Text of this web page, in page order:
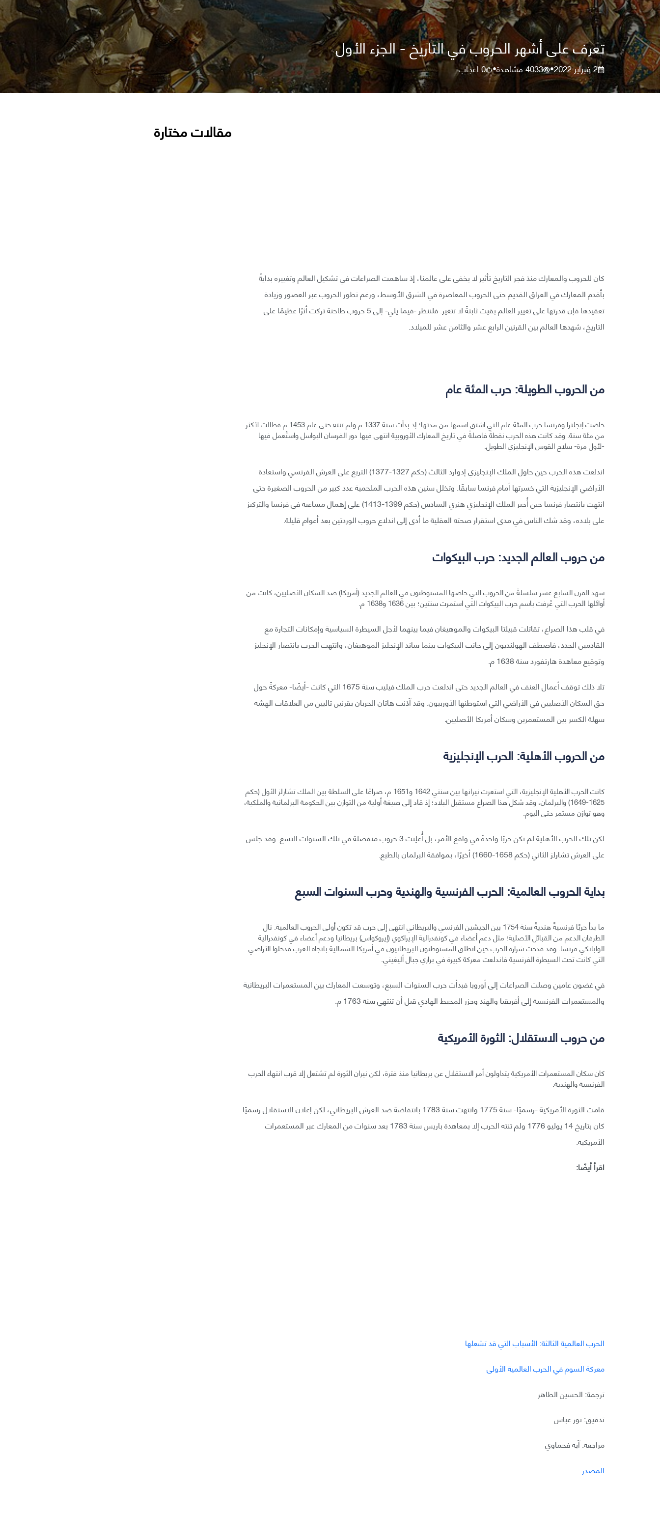
تعرف على أشهر الحروب في التاريخ - الجزء الأول
2 فبراير 2022 •
4033مشاهدة•
0اعجاب
كان للحروب والمعارك منذ فجر التاريخ تأثير لا يخفى على عالمنا، إذ ساهمت الصراعات في تشكيل العالم وتغييره بدايةً
بأقدم المعارك في العراق القديم حتى الحروب المعاصرة في الشرق الأوسط، ورغم تطور الحروب عبر العصور وزيادة
تعقيدها فإن قدرتها على تغيير العالم بقيت ثابتةً لا تتغير. فلننظر -فيما يلي- إلى 5 حروب طاحنة تركت أثرًا عظيمًا على
التاريخ، شهدها العالم بين القرنين الرابع عشر والثامن عشر للميلاد.
من الحروب الطويلة: حرب المئة عام
خاضت إنجلترا وفرنسا حرب المئة عام التي اشتق اسمها من مدتها؛ إذ بدأت سنة 1337 م ولم تنتهِ حتى عام 1453 م فطالت لأكثر
من مئة سنة. وقد كانت هذه الحرب نقطةً فاصلةً في تاريخ المعارك الأوروبية انتهى فيها دور الفرسان البواسل واستُعمل فيها
-لأول مرة- سلاح القوس الإنجليزي الطويل.
اندلعت هذه الحرب حين حاول الملك الإنجليزي إدوارد الثالث (حكم 1327-1377) التربع على العرش الفرنسي واستعادة
الأراضي الإنجليزية التي خسرتها أمام فرنسا سابقًا. وتخلل سنين هذه الحرب الملحمية عدد كبير من الحروب الصغيرة حتى
انتهت بانتصار فرنسا حين أُجبر الملك الإنجليزي هنري السادس (حكم 1399-1413) على إهمال مساعيه في فرنسا والتركيز
على بلاده، وقد شك الناس في مدى استقرار صحته العقلية ما أدى إلى اندلاع حروب الوردتين بعد أعوام قليلة.
من حروب العالم الجديد: حرب البيكوات
شهد القرن السابع عشر سلسلةً من الحروب التي خاضها المستوطنون في العالم الجديد (أمريكا) ضد السكان الأصليين، كانت من
أوائلها الحرب التي عُرفت باسم حرب البيكوات التي استمرت سنتين؛ بين 1636 و1638 م.
في قلب هذا الصراع، تقاتلت قبيلتا البيكوات والموهيغان فيما بينهما لأجل السيطرة السياسية وإمكانات التجارة مع
القادمين الجدد، فاصطف الهولنديون إلى جانب البيكوات بينما ساند الإنجليز الموهيغان، وانتهت الحرب بانتصار الإنجليز
وتوقيع معاهدة هارتفورد سنة 1638 م.
تلا ذلك توقف أعمال العنف في العالم الجديد حتى اندلعت حرب الملك فيليب سنة 1675 التي كانت -أيضًا- معركةً حول
حق السكان الأصليين في الأراضي التي استوطنها الأوربيون. وقد آذنت هاتان الحربان بقرنين تاليين من العلاقات الهشة
سهلة الكسر بين المستعمرين وسكان أمريكا الأصليين.
من الحروب الأهلية: الحرب الإنجليزية
كانت الحرب الأهلية الإنجليزية، التي استعرت نيرانها بين سنتي 1642 و1651 م، صراعًا على السلطة بين الملك تشارلز الأول (حكم
1625-1649) والبرلمان، وقد شكل هذا الصراع مستقبل البلاد؛ إذ قاد إلى صيغة أولية من التوازن بين الحكومة البرلمانية والملكية،
وهو توازن مستمر حتى اليوم.
لكن تلك الحرب الأهلية لم تكن حربًا واحدةً في واقع الأمر، بل أُعلِنت 3 حروب منفصلة في تلك السنوات التسع. وقد جلس
على العرش تشارلز الثاني (حكم 1658-1660) أخيرًا، بموافقة البرلمان بالطبع.
بداية الحروب العالمية: الحرب الفرنسية والهندية وحرب السنوات السبع
ما بدأ حربًا فرنسيةً هنديةً سنة 1754 بين الجيشين الفرنسي والبريطاني انتهى إلى حرب قد تكون أولى الحروب العالمية. نال
الطرفان الدعم من القبائل الأصلية؛ مثل دعم أعضاء في كونفدرالية الإيراكوي (إيروكواس) بريطانيا ودعم أعضاء في كونفدرالية
الوابانكي فرنسا. وقد قدحت شرارة الحرب حين انطلق المستوطنون البريطانيون في أمريكا الشمالية باتجاه الغرب فدخلوا الأراضي
التي كانت تحت السيطرة الفرنسية فاندلعت معركة كبيرة في براري جبال أليغيني.
في غضون عامين وصلت الصراعات إلى أوروبا فبدأت حرب السنوات السبع، وتوسعت المعارك بين المستعمرات البريطانية
والمستعمرات الفرنسية إلى أفريقيا والهند وجزر المحيط الهادي قبل أن تنتهي سنة 1763 م.
من حروب الاستقلال: الثورة الأمريكية
كان سكان المستعمرات الأمريكية يتداولون أمر الاستقلال عن بريطانيا منذ فترة، لكن نيران الثورة لم تشتعل إلا قرب انتهاء الحرب
الفرنسية والهندية.
قامت الثورة الأمريكية -رسميًا- سنة 1775 وانتهت سنة 1783 بانتفاضة ضد العرش البريطاني، لكن إعلان الاستقلال رسميًا
كان بتاريخ 14 يوليو 1776 ولم تنته الحرب إلا بمعاهدة باريس سنة 1783 بعد سنوات من المعارك عبر المستعمرات
الأمريكية.
اقرأ أيضًا:
الحرب العالمية الثالثة: الأسباب التي قد تشعلها
معركة السوم في الحرب العالمية الأولى
ترجمة: الحسين الطاهر
تدقيق: نور عباس
مراجعة: آية فحماوي
المصدر
مقالات مختارة